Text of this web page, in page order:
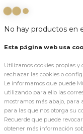
No hay productos en
Esta página web usa
Utilizamos cookies propias
rechazar las cookies o
Le informamos que puede
utilizando para ello las
mostramos más abajo,
para las que nos otorga su
Recuerde que puede
obtener más información